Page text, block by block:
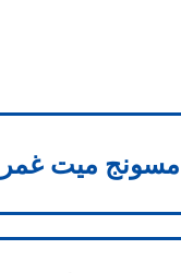
ميت غمر